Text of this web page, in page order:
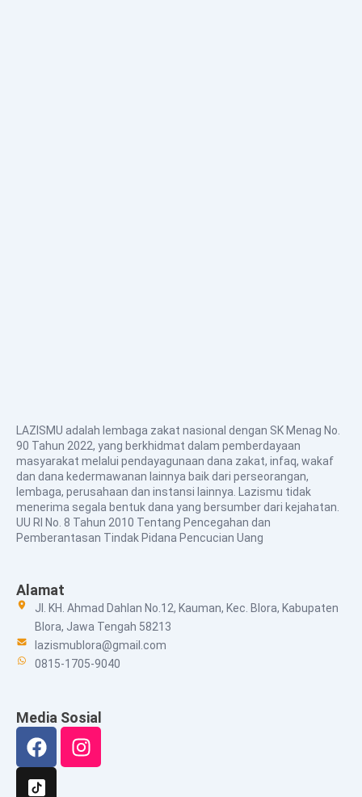
LAZISMU adalah lembaga zakat nasional dengan SK Menag No.
90 Tahun 2022, yang berkhidmat dalam pemberdayaan
masyarakat melalui pendayagunaan dana zakat, infaq, wakaf
dan dana kedermawanan lainnya baik dari perseorangan,
lembaga, perusahaan dan instansi lainnya. Lazismu tidak
menerima segala bentuk dana yang bersumber dari kejahatan.
UU RI No. 8 Tahun 2010 Tentang Pencegahan dan
Pemberantasan Tindak Pidana Pencucian Uang
Alamat
Jl. KH. Ahmad Dahlan No.12, Kauman, Kec. Blora, Kabupaten
Blora, Jawa Tengah 58213
lazismublora@gmail.com
0815-1705-9040
Media Sosial
FacebookInstagram